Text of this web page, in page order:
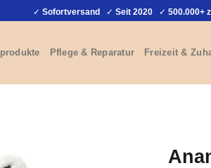
✓ Sofortversand ✓ Seit 2020 ✓ 500.000+
Pflege & Reparatur Freizeit &